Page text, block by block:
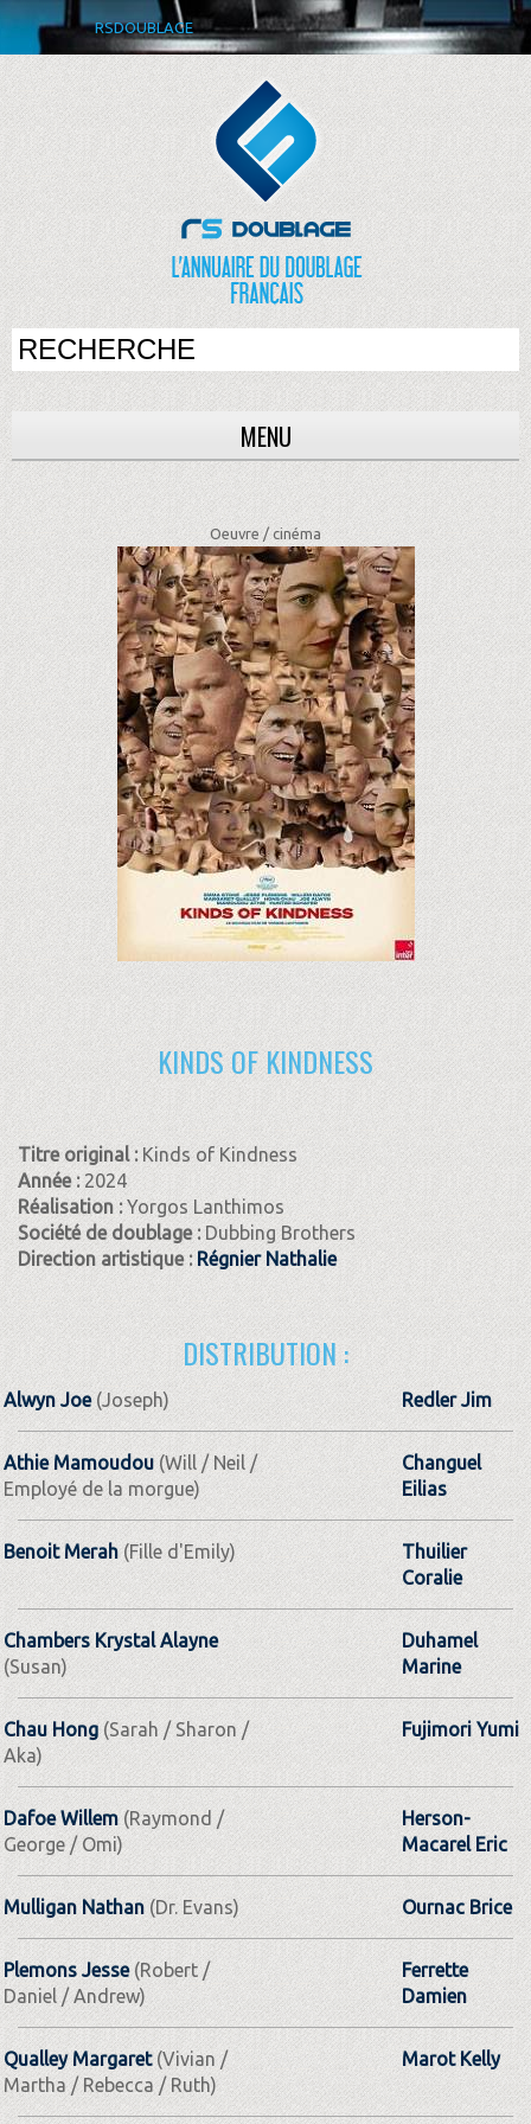
RSDOUBLAGE
MENU
Oeuvre /cinéma
KINDS OF KINDNESS
Titre original : Kinds of Kindness
Année : 2024
Réalisation :Yorgos Lanthimos
Société de doublage :Dubbing Brothers
Direction artistique : Régnier Nathalie
DISTRIBUTION :
Alwyn Joe(Joseph) Redler Jim
Athie Mamoudou (Will / Neil /
Employé de la morgue)
Changuel
Eilias
Benoit Merah(Fille d'Emily)
Thuilier
Coralie
Chambers Krystal Alayne
(Susan)
Duhamel
Marine
Chau Hong(Sarah / Sharon /
Aka)
Fujimori Yumi
Dafoe Willem (Raymond /
George / Omi)
Herson-
Macarel Eric
Mulligan Nathan (Dr. Evans) Ournac Brice
Plemons Jesse(Robert /
Daniel / Andrew)
Ferrette
Damien
Qualley Margaret(Vivian /
Martha / Rebecca / Ruth)
Marot Kelly